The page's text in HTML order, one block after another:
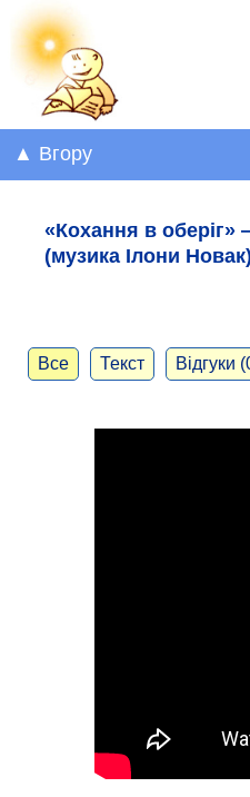
▲ Вгору
«Кохання в оберіг»
(музика Ілони Новак)
Все Текст Відгуки